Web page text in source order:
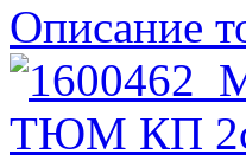
Описание